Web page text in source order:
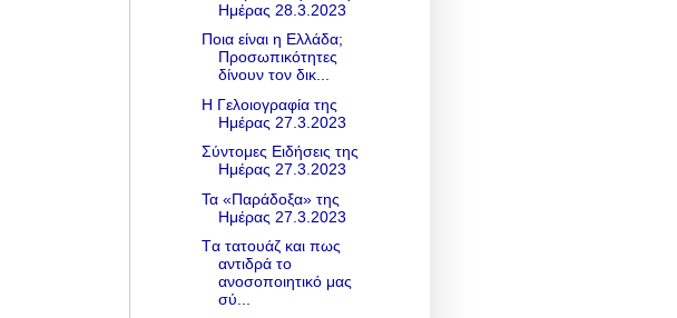
Ημέρας 28.3.2023
Ποια είναι η Ελλάδα;
Προσωπικότητες
δίνουν τον δικ...
Η Γελοιογραφία της
Ημέρας 27.3.2023
Σύντομες Ειδήσεις της
Ημέρας 27.3.2023
Τα «Παράδοξα» της
Ημέρας 27.3.2023
Tα τατουάζ και πως
αντιδρά το
ανοσοποιητικό μας
σύ...